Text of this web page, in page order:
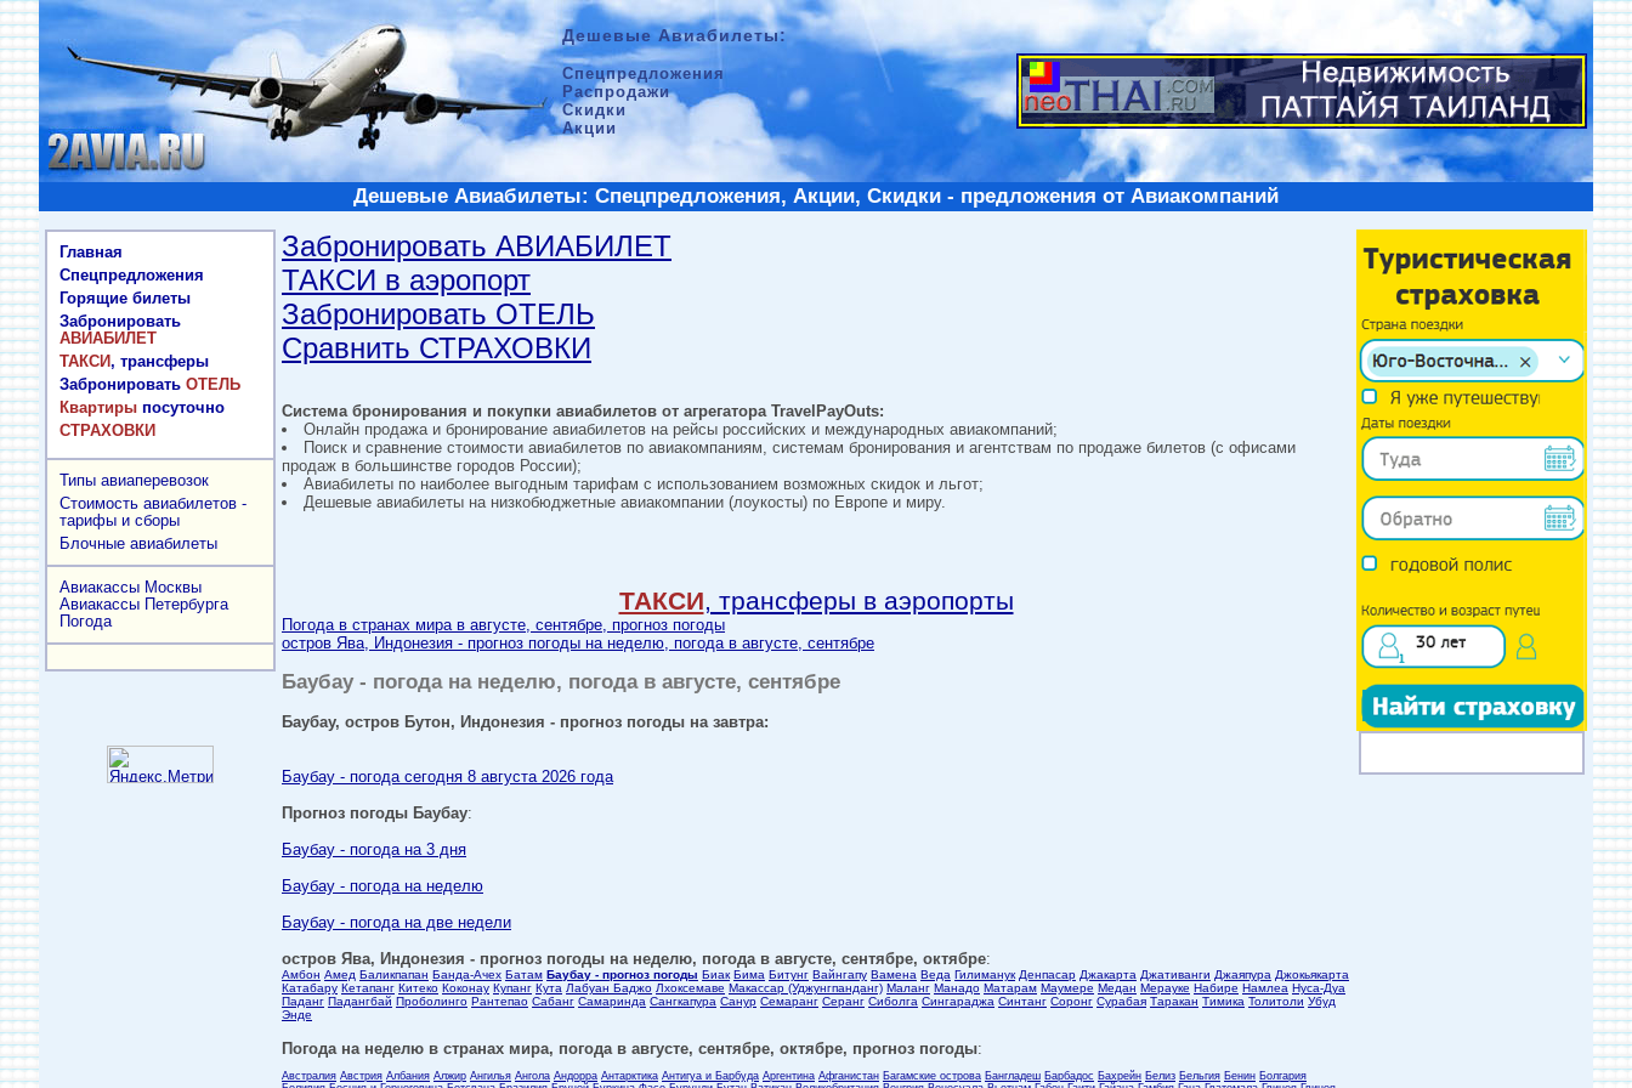
Дешевые Авиабилеты:
Спецпредложения
Распродажи
Скидки
Акции
Дешевые Авиабилеты: Спецпредложения, Акции, Скидки - предложения от Авиакомпаний
Главная
Спецпредложения
Горящие билеты
Забронировать
АВИАБИЛЕТ
ТАКСИ, трансферы
Забронировать ОТЕЛЬ
Квартиры посуточно
СТРАХОВКИ
Типы авиаперевозок
Стоимость авиабилетов -
тарифы и сборы
Блочные авиабилеты
Авиакассы Москвы
Авиакассы Петербурга
Погода
Забронировать АВИАБИЛЕТ
ТАКСИ в аэропорт
Забронировать ОТЕЛЬ
Сравнить СТРАХОВКИ
Система бронирования и покупки авиабилетов от агрегатора TravelPayOuts:
Онлайн продажа и бронирование авиабилетов на рейсы российских и международных авиакомпаний;
Поиск и сравнение стоимости авиабилетов по авиакомпаниям, системам бронирования и агентствам по продаже билетов (с офисами
продаж в большинстве городов России);
Авиабилеты по наиболее выгодным тарифам с использованием возможных скидок и льгот;
Дешевые авиабилеты на низкобюджетные авиакомпании (лоукосты) по Европе и миру.
ТАКСИ, трансферы в аэропорты
Погода в странах мира в августе, сентябре, прогноз погоды
остров Ява, Индонезия - прогноз погоды на неделю, погода в августе, сентябре
Баубау - погода на неделю, погода в августе, сентябре
Баубау, остров Бутон, Индонезия - прогноз погоды на завтра:
Баубау - погода сегодня 8 августа 2026 года
Прогноз погоды Баубау:
Баубау - погода на 3 дня
Баубау - погода на неделю
Баубау - погода на две недели
остров Ява, Индонезия - прогноз погоды на неделю, погода в августе, сентябре, октябре:
Амбон Амед Баликпапан Банда-Ачех Батам Баубау - прогноз погоды Биак Бима Битунг Вайнгапу Вамена Веда Гилиманук Денпасар Джакарта Джативанги Джаяпура Джокьякарта
Катабару Кетапанг Китеко Коконау Купанг Кута Лабуан Баджо Лхоксемаве Макассар (Уджунгпанданг) Маланг Манадо Матарам Маумере Медан Мерауке Набире Намлеа Нуса-Дуа
Паданг Падангбай Проболинго Рантепао Сабанг Самаринда Сангкапура Санур Семаранг Серанг Сиболга Сингараджа Синтанг Соронг Сурабая Таракан Тимика Толитоли Убуд
Энде
Погода на неделю в странах мира, погода в августе, сентябре, октябре, прогноз погоды:
Австралия Австрия Албания Алжир Ангилья Ангола Андорра Антарктика Антигуа и Барбуда Аргентина Афганистан Багамские острова Бангладеш Барбадос Бахрейн Белиз Бельгия Бенин Болгария